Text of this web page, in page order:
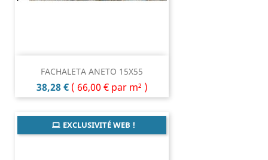
FACHALETA ANETO 15X55
Prix
38,28 € ( 66,00 € par m² )
EXCLUSIVITÉ WEB !